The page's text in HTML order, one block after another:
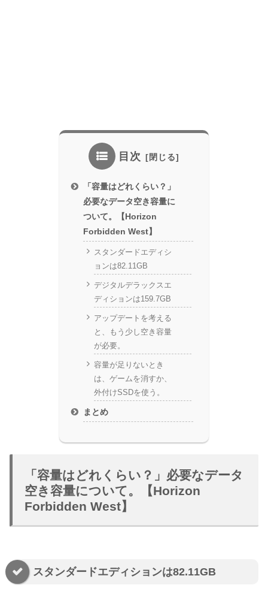
目次
「容量はどれくらい？」
必要なデータ空き容量に
ついて。【Horizon
Forbidden West】
スタンダードエディシ
ョンは82.11GB
デジタルデラックスエ
ディションは159.7GB
アップデートを考える
と、もう少し空き容量
が必要。
容量が足りないとき
は、ゲームを消すか、
外付けSSDを使う。
まとめ
「容量はどれくらい？」必要なデータ
空き容量について。【Horizon
Forbidden West】
スタンダードエディションは82.11GB